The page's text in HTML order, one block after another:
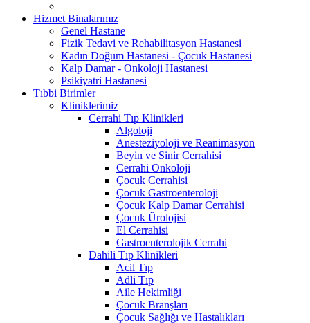
Hizmet Binalarımız
Genel Hastane
Fizik Tedavi ve Rehabilitasyon Hastanesi
Kadın Doğum Hastanesi - Çocuk Hastanesi
Kalp Damar - Onkoloji Hastanesi
Psikiyatri Hastanesi
Tıbbi Birimler
Kliniklerimiz
Cerrahi Tıp Klinikleri
Algoloji
Anesteziyoloji ve Reanimasyon
Beyin ve Sinir Cerrahisi
Cerrahi Onkoloji
Çocuk Cerrahisi
Çocuk Gastroenteroloji
Çocuk Kalp Damar Cerrahisi
Çocuk Ürolojisi
El Cerrahisi
Gastroenterolojik Cerrahi
Dahili Tıp Klinikleri
Acil Tıp
Adli Tıp
Aile Hekimliği
Çocuk Branşları
Çocuk Sağlığı ve Hastalıkları